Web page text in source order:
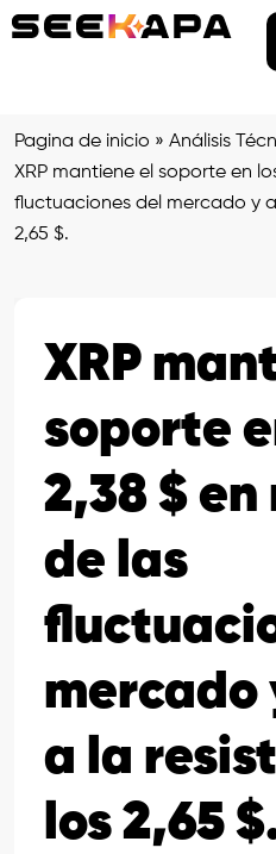
Pagina de inicio » Análisis
XRP mantiene el soporte en
fluctuaciones del mercado y
2,65 $.
XRP
soporte
2,38 $ en
de las
mercado
a la
los 2,65